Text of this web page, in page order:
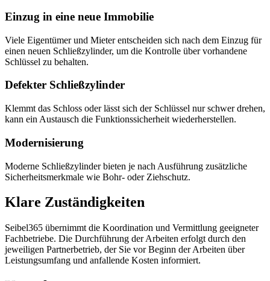
Einzug in eine neue Immobilie
Viele Eigentümer und Mieter entscheiden sich nach dem Einzug für
einen neuen Schließzylinder, um die Kontrolle über vorhandene
Schlüssel zu behalten.
Defekter Schließzylinder
Klemmt das Schloss oder lässt sich der Schlüssel nur schwer drehen,
kann ein Austausch die Funktionssicherheit wiederherstellen.
Modernisierung
Moderne Schließzylinder bieten je nach Ausführung zusätzliche
Sicherheitsmerkmale wie Bohr- oder Ziehschutz.
Klare Zuständigkeiten
Seibel365 übernimmt die Koordination und Vermittlung geeigneter
Fachbetriebe. Die Durchführung der Arbeiten erfolgt durch den
jeweiligen Partnerbetrieb, der Sie vor Beginn der Arbeiten über
Leistungsumfang und anfallende Kosten informiert.